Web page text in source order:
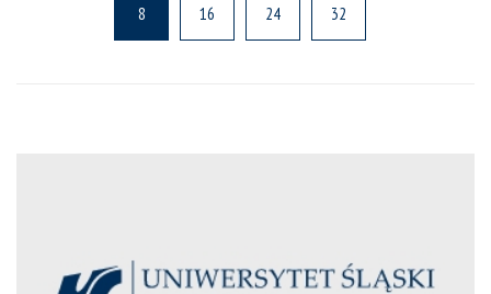
8 16 24 32